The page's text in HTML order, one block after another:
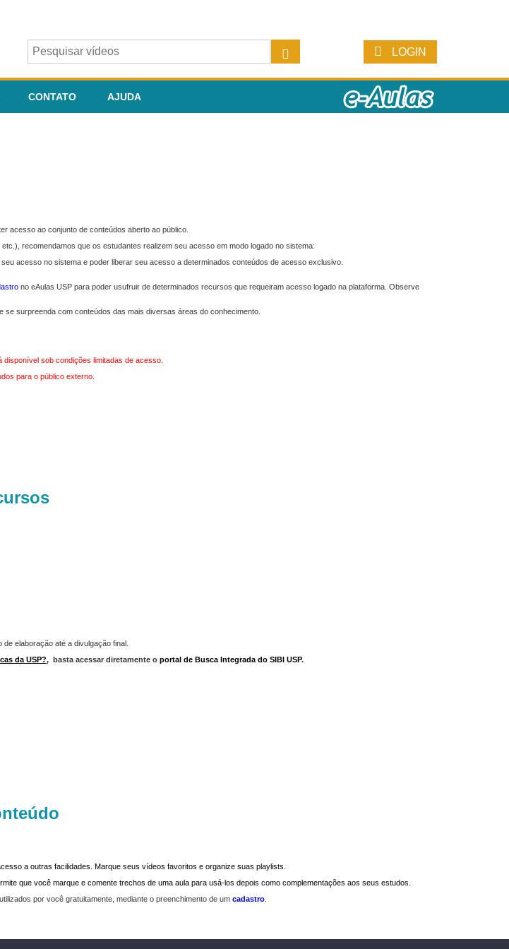
LOGIN
CONTATO AJUDA
acesso ao conjunto de conteúdos aberto ao público.
recomendamos que os estudantes realizem seu acesso em modo logado no sistema:
acesso no sistema e poder liberar seu acesso a determinados conteúdos de acesso exclusivo.
no eAulas USP para poder usufruir de determinados recursos que requeiram acesso logado na plataforma. Observe
e se surpreenda com conteúdos das mais diversas áreas do conhecimento.
sob condições limitadas de acesso.
para o público externo.
elaboração até a divulgação final.
da USP?, basta acessar diretamente o portal de Busca Integrada do SIBI USP.
a outras facilidades. Marque seus vídeos favoritos e organize suas playlists.
que você marque e comente trechos de uma aula para usá-los depois como complementações aos seus estudos.
por você gratuitamente, mediante o preenchimento de um cadastro